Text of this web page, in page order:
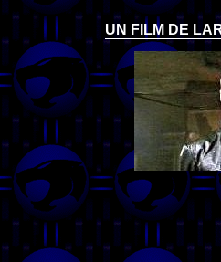
UN FILM DE